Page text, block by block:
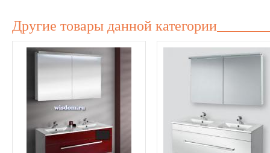
Другие товары данной категории